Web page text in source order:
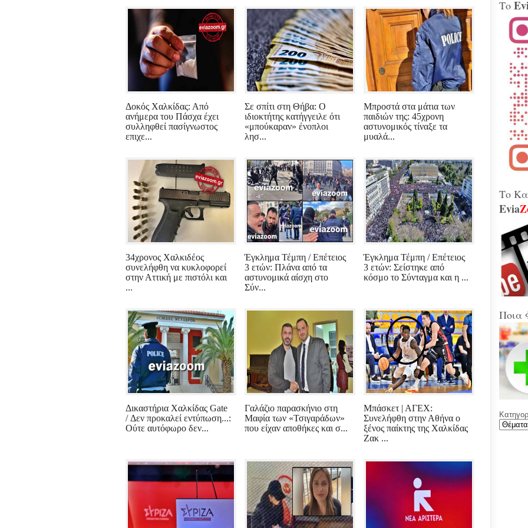
Δοκός Χαλκίδας: Από
ανήμερα του Πάσχα έχει
συλληφθεί πασίγνωστος
επιχε...
Σε σπίτι στη Θήβα: Ο
ιδιοκτήτης κατήγγειλε ότι
«μπούκαραν» ένοπλοι
λησ...
Μπροστά στα μάτια των
παιδιών της: 45χρονη
αστυνομικός τίναξε τα
μυαλά...
34χρονος Χαλκιδέος
συνελήφθη να κυκλοφορεί
στην Αττική με πιστόλι και
...
Έγκλημα Τέμπη / Επέτειος
3 ετών: Πλάνα από τα
αστυνομικά αίσχη στο
Σύν...
Έγκλημα Τέμπη / Επέτειος
3 ετών: Σείστηκε από
κόσμο το Σύνταγμα και η ...
Δικαστήρια Χαλκίδας Gate
/ Δεν προκαλεί εντύπωση...:
Ούτε αυτόφωρο δεν...
Γαλάζιο παρασκήνιο στη
Μαφία των «Τσιγαράδων»
που είχαν αποθήκες και σ...
Μπάσκετ | ΑΓΕΧ:
Συνελήφθη στην Αθήνα ο
ξένος παίκτης της Χαλκίδας
Ζακ ...
240
Τα
το
Στα
την
Το
Το
Evia
Ποια